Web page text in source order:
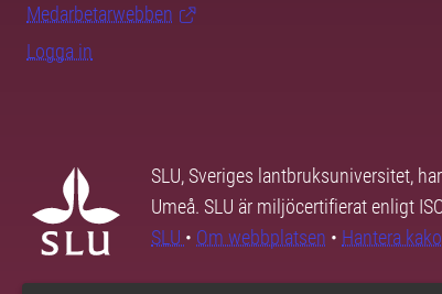
Medarbetarwebben
Logga in
SLU, Sveriges lantbruksuniversitet,
Umeå. SLU är miljöcertifierat enligt
SLU • Om webbplatsen • Hantera